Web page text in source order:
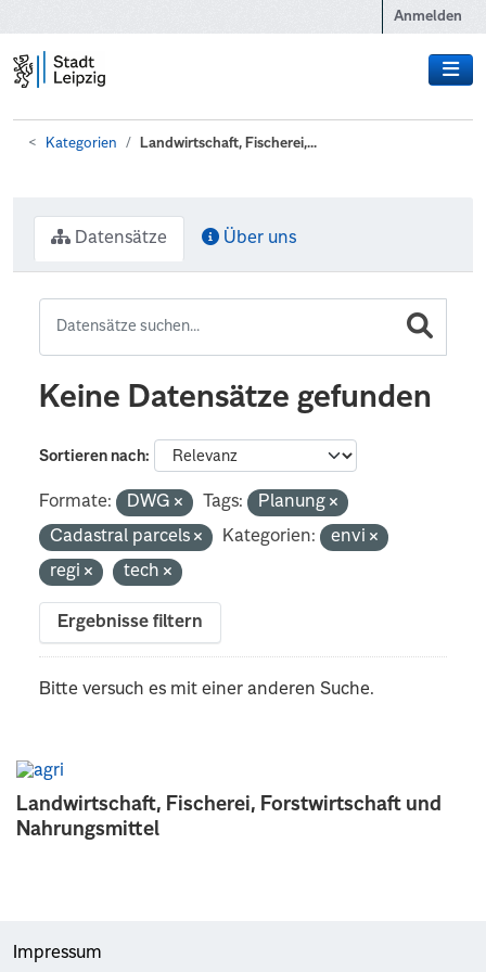
Anmelden
Kategorien Landwirtschaft, Fischerei,...
Landwirtschaft, Fischerei, Forstwirtschaft und
Nahrungsmittel
Datensätze Über uns
Keine Datensätze gefunden
Sortieren nach
Formate: DWG Tags:
Planung
Cadastral parcels
Kategorien:
envi
regi
tech
Ergebnisse filtern
Bitte versuch es mit einer anderen Suche.
Impressum